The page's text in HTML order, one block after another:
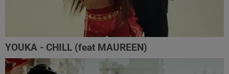
YOUKA - CHILL (feat MAUREEN)